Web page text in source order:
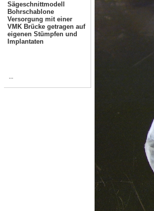
Sägeschnittmodell
Bohrschablone
Versorgung mit einer
VMK Brücke getragen auf
eigenen Stümpfen und
Implantaten